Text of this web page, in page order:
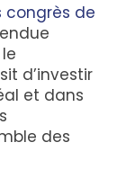
congrès de
d’investir
et dans
des